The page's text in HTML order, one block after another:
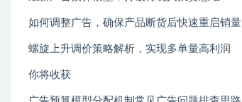
如何调整广告，确保产品断货后快速重启销量
螺旋上升调价策略解析，实现多单量高利润
你将收获